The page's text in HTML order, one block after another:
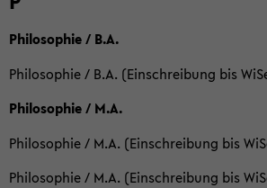
Philosophie / B.A.
Philosophie / B.A. (Einschreibung bis
Philosophie / M.A.
Philosophie / M.A. (Einschreibung bis
Philosophie / M.A. (Einschreibung bis